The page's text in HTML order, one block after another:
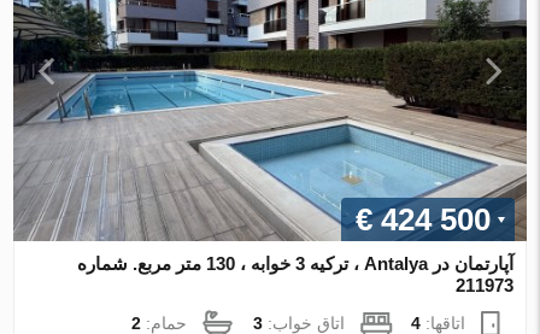
€ 424 500
آپارتمان در Antalya ، ترکیه 3 خوابه ، 130 متر مربع. شماره
211973
اتاقها:4 اتاق خواب:3 حمام:2